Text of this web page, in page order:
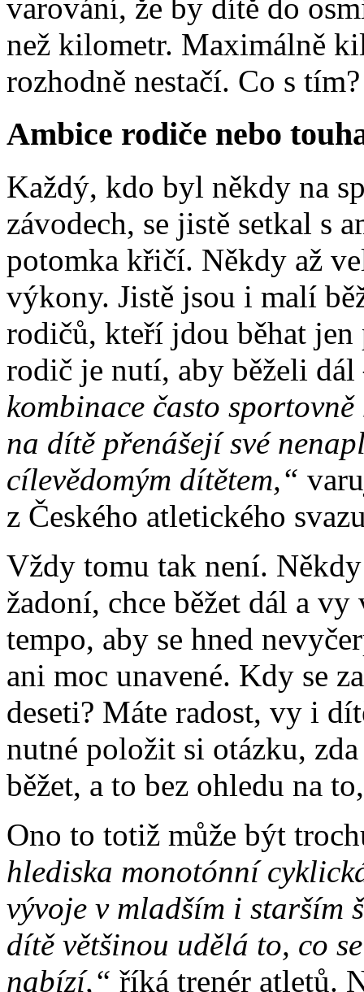
varování, že by dítě do
než kilometr. Maximálně
rozhodně nestačí. Co s tím?
Ambice rodiče nebo
Každý, kdo byl někdy na
závodech, se jistě setkal s
potomka křičí. Někdy až
výkony. Jistě jsou i malí
rodičů, kteří jdou běhat jen
rodič je nutí, aby běželi
kombinace často
na dítě přenášejí své
cílevědomým dítětem,“
z Českého atletického
Vždy tomu tak není.
žadoní, chce běžet dál a
tempo, aby se hned
ani moc unavené. Kdy se
deseti? Máte radost, vy i
nutné položit si otázku,
běžet, a to bez ohledu na
Ono to totiž může být
hlediska monotónní
vývoje v mladším i starším
dítě většinou udělá to, co
nabízí,“ říká trenér atletů.